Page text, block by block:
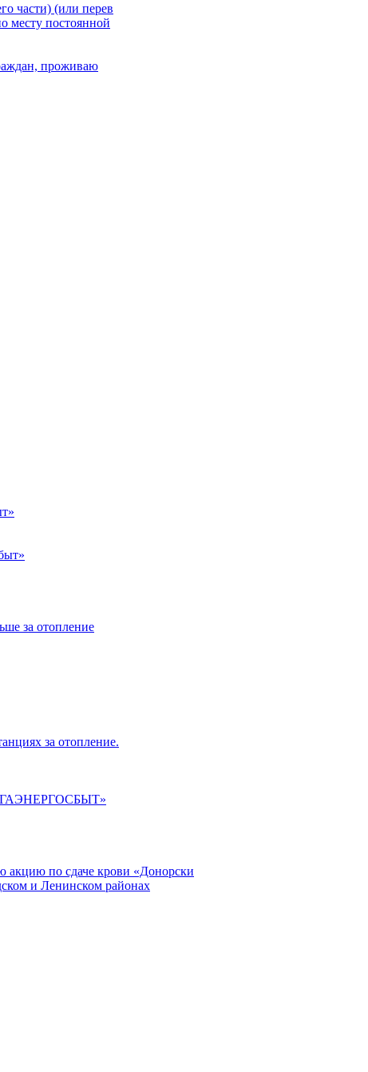
части) (или перев
месту постоянной
проживаю
за отопление
за отопление.
по сдаче крови «Донорски
и Ленинском районах